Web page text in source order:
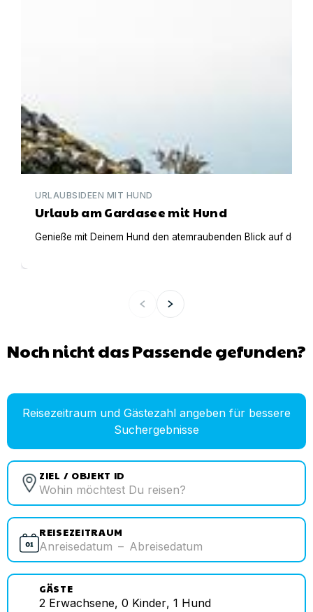
URLAUBSIDEEN MIT HUND
Urlaub am Gardasee mit Hund
Genieße mit Deinem Hund den atemraubenden Blick auf den
Noch nicht das Passende gefunden?
Reisezeitraum und Gästezahl angeben für bessere
Suchergebnisse
ZIEL / OBJEKT ID
REISEZEITRAUM
Anreisedatum – Abreisedatum
GÄSTE
2 Erwachsene, 0 Kinder, 1 Hund